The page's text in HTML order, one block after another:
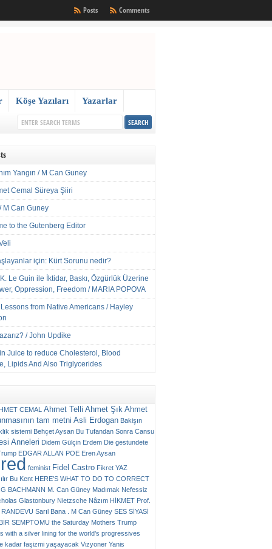
Comments
Posts
Köşe Yazıları Yazarlar
Yangın / M Can Guney
Cemal Süreya Şiiri
M Can Guney
to the Gutenberg Editor
için: Kürt Sorunu nedir?
Le Guin ile İktidar, Baskı, Özgürlük Üzerine
Oppression, Freedom / MARIA POPOVA
from Native Americans / Hayley
/ John Updike
Juice to reduce Cholesterol, Blood
Lipids And Also Triglycerides
CEMAL Ahmet Telli Ahmet Şık Ahmet
tam metni Asli Erdogan Bakişın
sistemi Behçet Aysan Bu Tufandan Sonra Cansu
Anneleri Didem Gülçin Erdem Die gestundete
EDGAR ALLAN POE Eren Aysan
feminist Fidel Castro Fikret YAZ
Bu Kent HERE’S WHAT TO DO TO CORRECT
BACHMANN M. Can Güney Madımak Nefessiz
Glastonbury Nietzsche Nâzım HİKMET Prof.
RANDEVU Sarıl Bana . M Can Güney SES SİYASİ
SEMPTOMU the Saturday Mothers Trump
with a silver lining for the world’s progressives
kadar faşizmi yaşayacak Vizyoner Yanis